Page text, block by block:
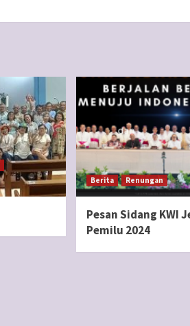
Berita Renungan
Pesan Sidang KWI
Pemilu 2024